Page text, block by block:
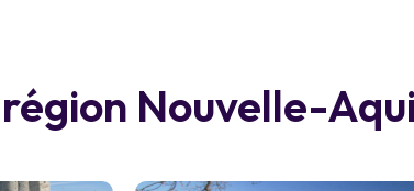
Nouvelle-